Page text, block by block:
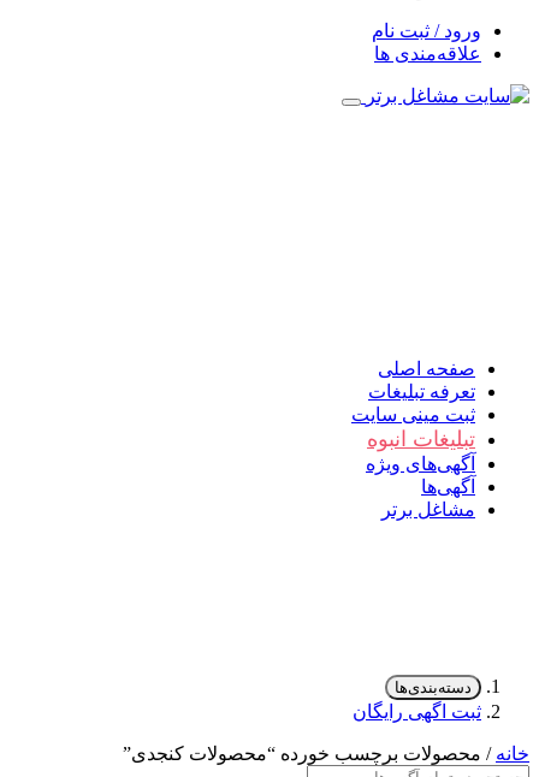
ورود / ثبت نام
علاقه‌مندی ها
صفحه اصلی
تعرفه تبلیغات
ثبت مینی سایت
تبلیغات انبوه
آگهی‌های ویژه
آگهی‌ها
مشاغل برتر
دسته‌بندی‌ها
ثبت اگهی رایگان
خانه / محصولات برچسب خورده “محصولات کنجدی”